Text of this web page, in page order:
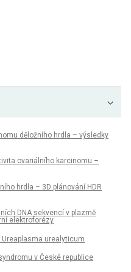
děložního hrdla – výsledky
ovariálního karcinomu –
hrdla – 3D plánování HDR
DNA sekvencí v plazmě
elektroforézy
Ureaplasma urealyticum
v České republice